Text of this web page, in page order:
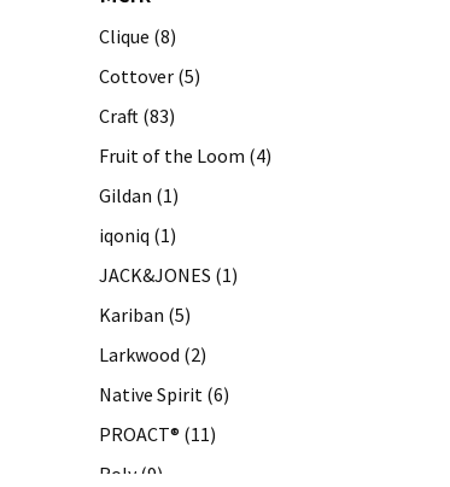
Clique (8)
Cottover (5)
Craft (83)
Fruit of the Loom (4)
Gildan (1)
iqoniq (1)
JACK&JONES (1)
Kariban (5)
Larkwood (2)
Native Spirit (6)
PROACT® (11)
Roly (9)